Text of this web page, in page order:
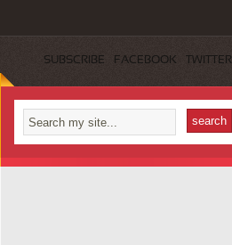
SUBSCRIBE FACEBOOK TWITTER